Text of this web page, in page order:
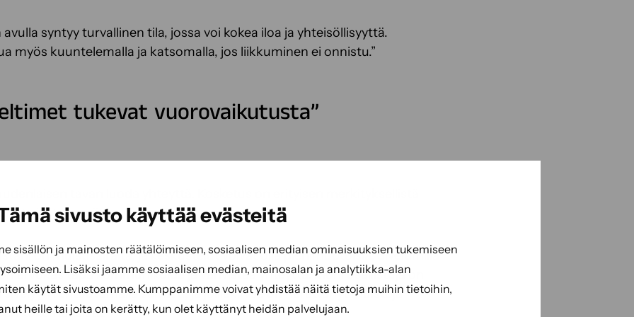
sivusto käyttää evästeitä
sisällön ja mainosten räätälöimiseen, sosiaalisen median ominaisuuksien tukemiseen
Lisäksi jaamme sosiaalisen median, mainosalan ja analytiikka-alan
käytät sivustoamme. Kumppanimme voivat yhdistää näitä tietoja muihin tietoihin,
heille tai joita on kerätty, kun olet käyttänyt heidän palvelujaan.
syntyy turvallinen tila, jossa voi kokea iloa ja yhteisöllisyyttä.
myös kuuntelemalla ja katsomalla, jos liikkuminen ei onnistu.”
tukevat vuorovaikutusta”
eivät aina riitä.
on muistisairaita, ja keskustelut voivat olla pienimuotoisia. Siveltimillä
arvokas tapa kommunikoida ja vahvistaa yhteyttä. Moni osallistuja on
rentoutumalla selvästi, ja joillekin se on herättänyt muistoja
kokemuksista.”